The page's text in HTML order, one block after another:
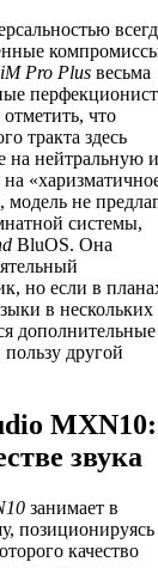
Pro Plus весьма
что
тракта здесь
на нейтральную и
не
системы,
BluOS. Она
но если в
в нескольких
дополнительные
другой
MXN10:
звука
занимает в
позиционируясь
качество